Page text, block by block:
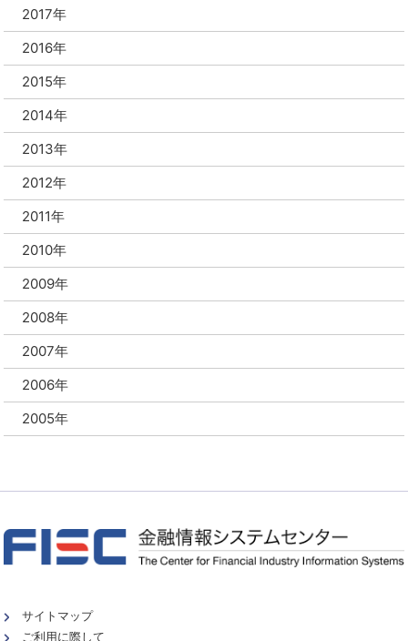
2017年
2016年
2015年
2014年
2013年
2012年
2011年
2010年
2009年
2008年
2007年
2006年
2005年
サイトマップ
ご利用に際して